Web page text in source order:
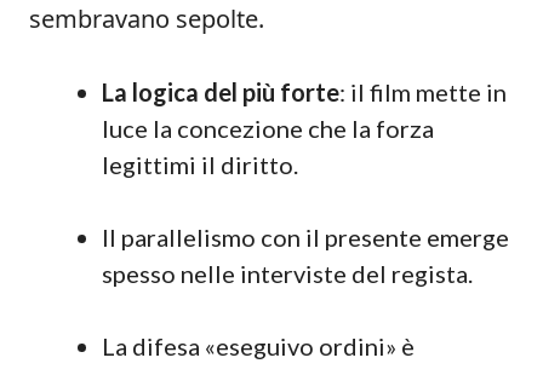
sembravano sepolte.
La logica del più forte: il film mette in
luce la concezione che la forza
legittimi il diritto.
Il parallelismo con il presente emerge
spesso nelle interviste del regista.
La difesa «eseguivo ordini» è